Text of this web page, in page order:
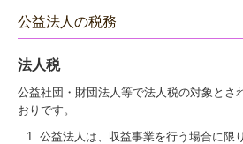
公益法人の税務
法人税
公益社団・財団法人等で法人税の対象とさ
おりです。
公益法人は、収益事業を行う場合に限